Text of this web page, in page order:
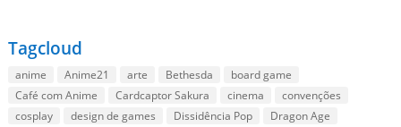
Tagcloud
anime Anime21 arte Bethesda
board game
Café com Anime
Cardcaptor Sakura cinema
convenções
cosplay
design de games Dissidência Pop
Dragon Age